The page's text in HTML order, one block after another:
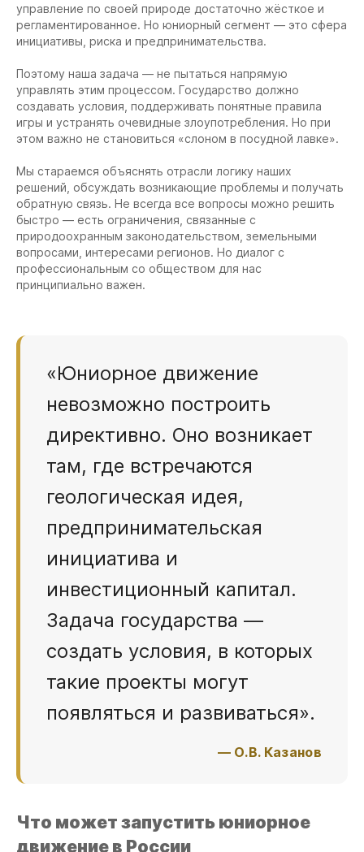
управление по своей природе достаточно жёсткое и
регламентированное. Но юниорный сегмент — это сфера
инициативы, риска и предпринимательства.
Поэтому наша задача — не пытаться напрямую
управлять этим процессом. Государство должно
создавать условия, поддерживать понятные правила
игры и устранять очевидные злоупотребления. Но при
этом важно не становиться «слоном в посудной лавке».
Мы стараемся объяснять отрасли логику наших
решений, обсуждать возникающие проблемы и получать
обратную связь. Не всегда все вопросы можно решить
быстро — есть ограничения, связанные с
природоохранным законодательством, земельными
вопросами, интересами регионов. Но диалог с
профессиональным со обществом для нас
принципиально важен.
«Юниорное движение
невозможно построить
директивно. Оно возникает
там, где встречаются
геологическая идея,
предпринимательская
инициатива и
инвестиционный капитал.
Задача государства —
создать условия, в которых
такие проекты могут
появляться и развиваться».
— О.В. Казанов
Что может запустить юниорное
движение в России